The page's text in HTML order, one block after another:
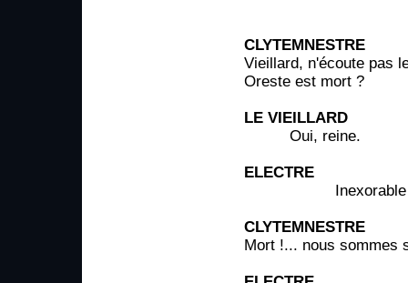
CLYTEMNESTRE
Vieillard, n'écoute pas
Oreste est mort ?
LE VIEILLARD
Oui, reine.
ELECTRE
Inexorable
CLYTEMNESTRE
Mort !... nous sommes